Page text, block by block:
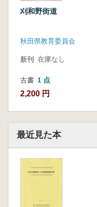
刈和野街道
秋田県教育委員会
新刊 在庫なし
古書 1 点
2,200 円
最近見た本